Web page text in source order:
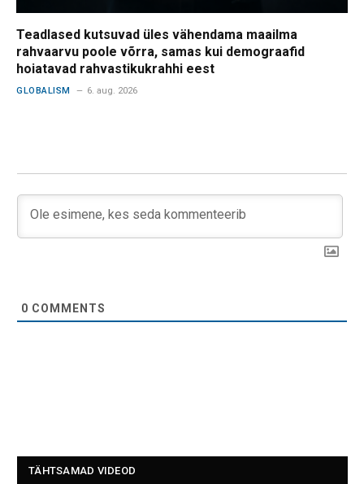
Teadlased kutsuvad üles vähendama maailma
rahvaarvu poole võrra, samas kui demograafid
hoiatavad rahvastikukrahhi eest
GLOBALISM 6. aug. 2026
0 COMMENTS
TÄHTSAMAD VIDEOD